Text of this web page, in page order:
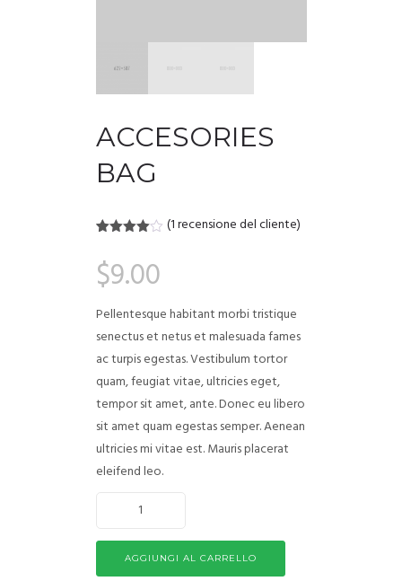
ACCESORIES
BAG
5 su
base di
(1recensione del cliente)
$9.00
Pellentesque habitant morbi tristique
senectus et netus et malesuada fames
ac turpis egestas. Vestibulum tortor
quam, feugiat vitae, ultricies eget,
tempor sit amet, ante. Donec eu libero
sit amet quam egestas semper. Aenean
ultricies mi vitae est. Mauris placerat
eleifend leo.
AGGIUNGI AL CARRELLO